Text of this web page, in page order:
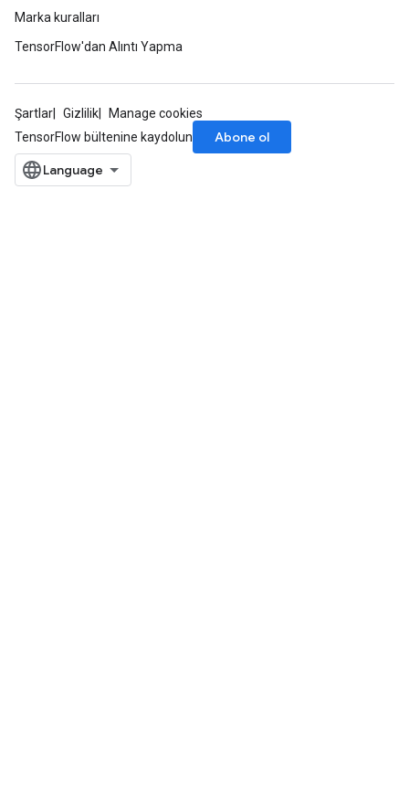
Marka kuralları
TensorFlow'dan Alıntı Yapma
Şartlar Gizlilik
Manage cookies
TensorFlow bültenine kaydolun
Abone ol